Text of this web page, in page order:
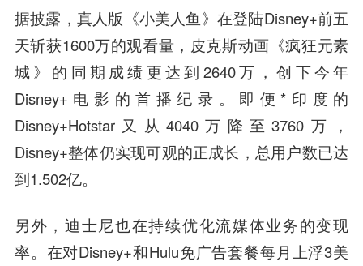
据披露，真人版《小美人鱼》在登陆Disney+前五
天斩获1600万的观看量，皮克斯动画《疯狂元素
城》的同期成绩更达到2640万，创下今年
Disney+电影的首播纪录。即便*印度的
Disney+Hotstar又从4040万降至3760万，
Disney+整体仍实现可观的正成长，总用户数已达
到1.502亿。
另外，迪士尼也在持续优化流媒体业务的变现
率。在对Disney+和Hulu免广告套餐每月上浮3美